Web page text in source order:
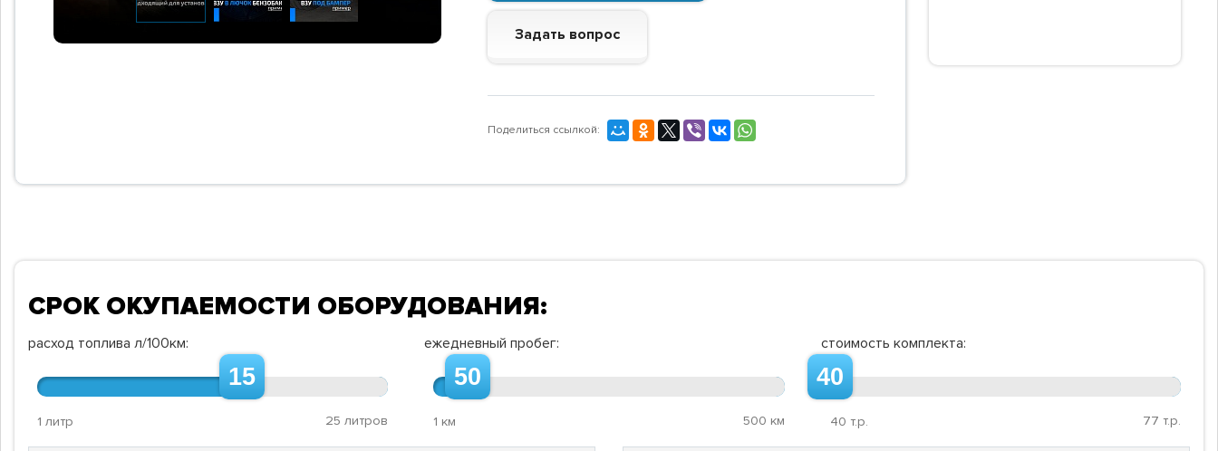
Задать вопрос
Поделиться ссылкой:
СРОК ОКУПАЕМОСТИ ОБОРУДОВАНИЯ:
расход топлива л/100км:
15
1 литр 25 литров
ежедневный пробег:
50
1 км 500 км
стоимость комплекта:
40
40 т.р. 77 т.р.